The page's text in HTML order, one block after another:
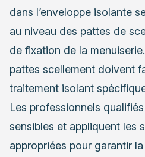
dans l’enveloppe isolante
au niveau des pattes de
de fixation de la
pattes scellement doivent
traitement isolant
Les professionnels
sensibles et appliquent les
appropriées pour garantir